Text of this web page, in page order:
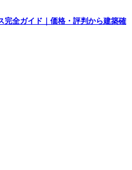
完全ガイド｜価格・評判から建築確